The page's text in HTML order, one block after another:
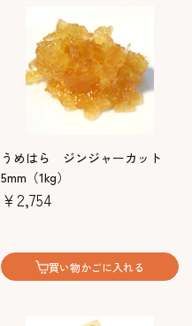
うめはら ジンジャーカット
5mm（1kg）
￥2,754
買い物かごに入れる